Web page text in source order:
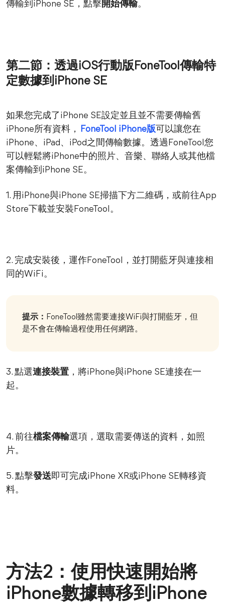
傳輸到iPhone SE，點擊開始傳輸。
第二節：透過iOS行動版FoneTool傳輸特
定數據到iPhone SE
如果您完成了iPhone SE設定並且並不需要傳輸舊
iPhone所有資料， FoneTool iPhone版可以讓您在
iPhone、iPad、iPod之間傳輸數據。透過FoneTool您
可以輕鬆將iPhone中的照片、音樂、聯絡人或其他檔
案傳輸到iPhone SE。
1. 用iPhone與iPhone SE掃描下方二維碼，或前往App
Store下載並安裝FoneTool。
2. 完成安裝後，運作FoneTool，並打開藍牙與連接相
同的WiFi。
提示： FoneTool雖然需要連接WiFi與打開藍牙，但
是不會在傳輸過程使用任何網路。
3. 點選連接裝置 ，將iPhone與iPhone SE連接在一
起。
4. 前往檔案傳輸選項，選取需要傳送的資料，如照
片。
5. 點擊發送即可完成iPhone XR或iPhone SE轉移資
料。
方法2：使用快速開始將
iPhone數據轉移到iPhone